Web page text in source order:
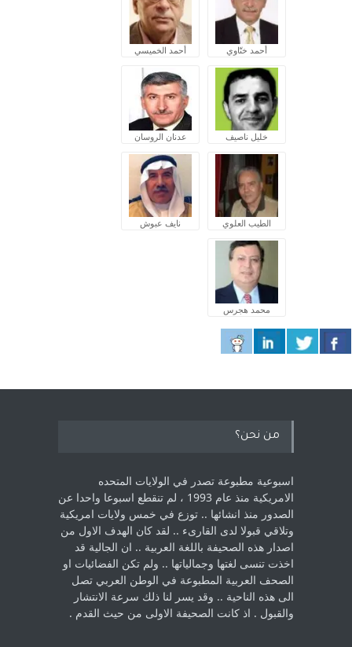
أحمد ختّاوي أحمد الخميسي
خليل ناصيف عدنان الروسان
الطيب العلوي نايف عبوش
محمد هجرس
من نحن؟
اسبوعية مطبوعة تصدر في الولايات المتحده
الامريكية منذ عام 1993 ، لم ‏تنقطع اسبوعا واحدا عن
الصدور منذ انشائها .. توزع في خمس ولايات امريكية
‏وتلاقي قبولا لدى القارىء ..‏ لقد كان الهدف الاول من
اصدار هذه الصحيفة باللغة العربية .. ان الجالية قد
اخذت ‏تنسى لغتها وجمالياتها .. ولم تكن الفضائيات او
الصحف العربية المطبوعة في الوطن ‏العربي تصل
الى هذه الناحية .. وقد يسر لنا ذلك سرعة الانتشار
والقبول . اذ كانت ‏الصحيفة الاولى من حيث القدم . ‏